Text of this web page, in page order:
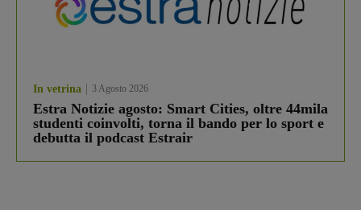
In vetrina 3 Agosto 2026
Estra Notizie agosto: Smart Cities, oltre 44mila
studenti coinvolti, torna il bando per lo sport e
debutta il podcast Estrair